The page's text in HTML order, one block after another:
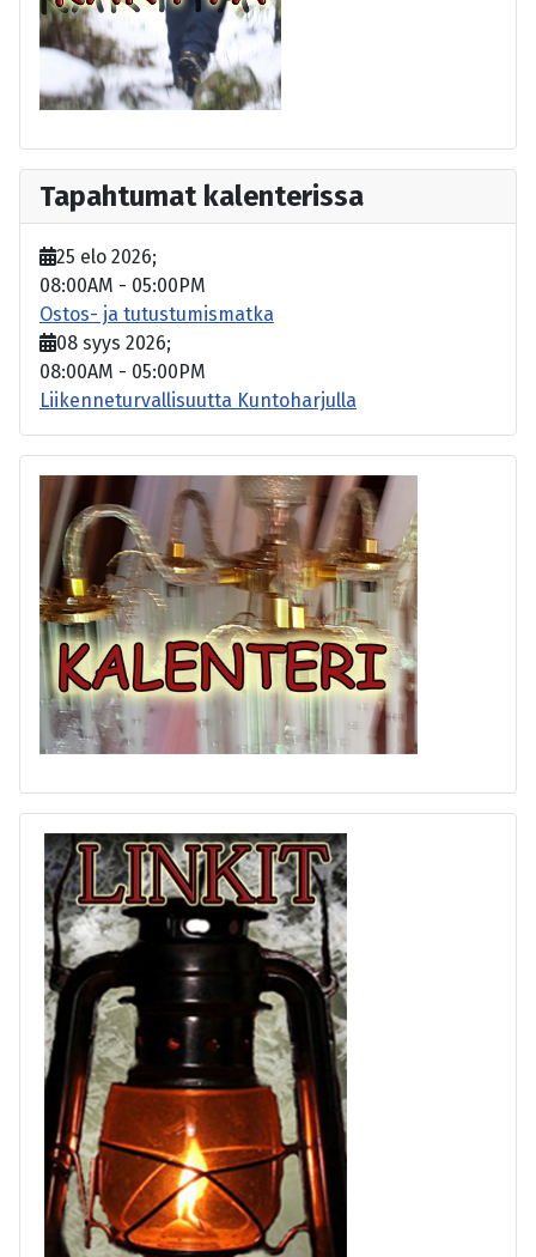
Tapahtumat kalenterissa
25 elo 2026;
08:00AM - 05:00PM
Ostos- ja tutustumismatka
08 syys 2026;
08:00AM - 05:00PM
Liikenneturvallisuutta Kuntoharjulla